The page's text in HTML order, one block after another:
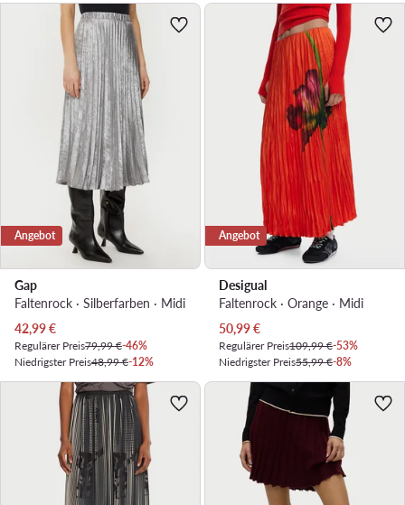
Angebot
Gap
Faltenrock · Silberfarben · Midi
Aktueller Preis
42,99€
Regulärer Preis79,99 €-46%
Niedrigster Preis48,99 €-12%
Angebot
Desigual
Faltenrock · Orange · Midi
Aktueller Preis
50,99€
Regulärer Preis109,99 €-53%
Niedrigster Preis55,99 €-8%